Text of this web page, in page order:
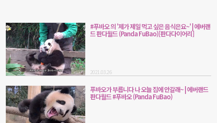
#푸바오 의 '제가 제일 먹고 싶은 음식은요~' | 에버랜
드 판다월드 (Panda FuBao)[판다다이어리]
2021.03.26
푸바오가 부릅니다 나 오늘 집에 안갈래~ | 에버랜드
판다월드 #푸바오 (Panda FuBao)